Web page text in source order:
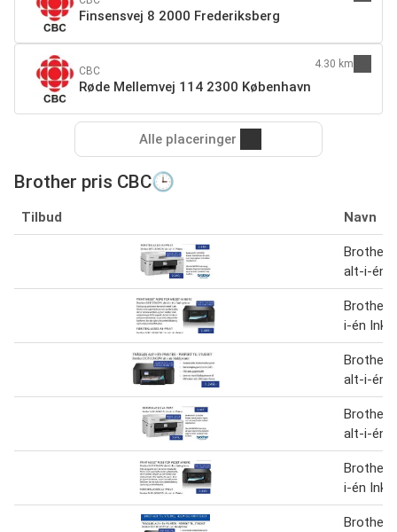
Finsensvej 8 2000 Frederiksberg
CBC
Røde Mellemvej 114 2300 København
4.30 km
Alle placeringer
Brother pris CBC🕒
Tilbud Navn
Brother
alt-i-én
Brother
i-én Ink
Brother
alt-i-én
Brother
alt-i-én
Brother
i-én Ink
Brother